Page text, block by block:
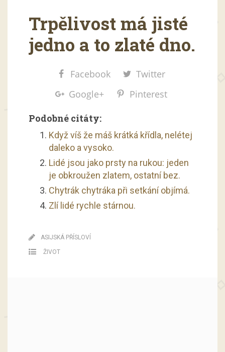
Trpělivost má jisté
jedno a to zlaté dno.
Facebook
Twitter
Google+
Pinterest
Podobné citáty:
Když víš že máš krátká křídla, nelétej
daleko a vysoko.
Lidé jsou jako prsty na rukou: jeden
je obkroužen zlatem, ostatní bez.
Chytrák chytráka při setkání objímá.
Zlí lidé rychle stárnou.
ASIJSKÁ PŘÍSLOVÍ
ŽIVOT